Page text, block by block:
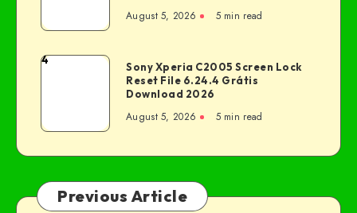
August 5, 2026 5 min read
4
Sony Xperia C2005 Screen Lock
Reset File 6.24.4 Grátis
Download 2026
August 5, 2026 5 min read
Previous Article